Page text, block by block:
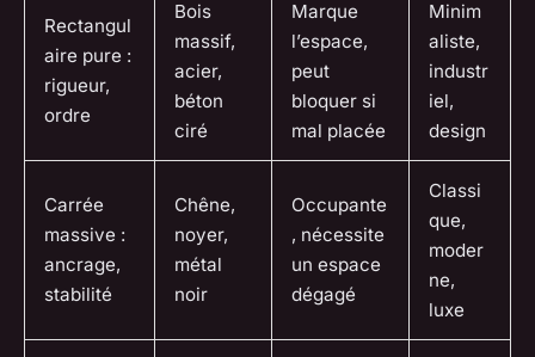
Rectangul
aire pure :
rigueur,
ordre
Bois
massif,
acier,
béton
ciré
Marque
l’espace,
peut
bloquer si
mal placée
Minim
aliste,
industr
iel,
design
Carrée
massive :
ancrage,
stabilité
Chêne,
noyer,
métal
noir
Occupante
, nécessite
un espace
dégagé
Classi
que,
moder
ne,
luxe